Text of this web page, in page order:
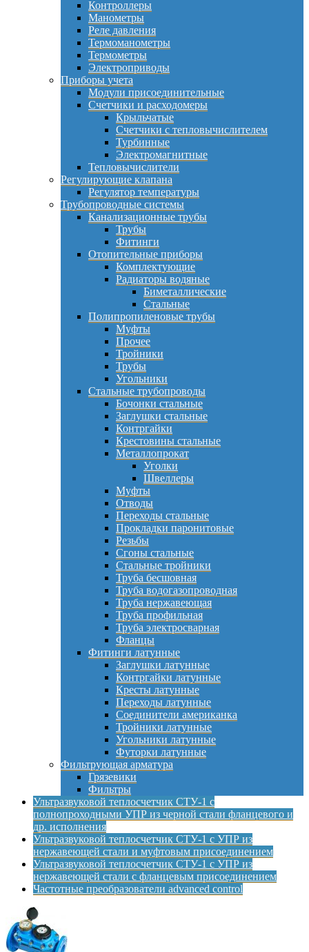
Контроллеры
Манометры
Реле давления
Термоманометры
Термометры
Электроприводы
Приборы учета
Модули присоединительные
Счетчики и расходомеры
Крыльчатые
Счетчики с тепловычислителем
Турбинные
Электромагнитные
Тепловычислители
Регулирующие клапана
Регулятор температуры
Трубопроводные системы
Канализационные трубы
Трубы
Фитинги
Отопительные приборы
Комплектующие
Радиаторы водяные
Биметаллические
Стальные
Полипропиленовые трубы
Муфты
Прочее
Тройники
Трубы
Угольники
Стальные трубопроводы
Бочонки стальные
Заглушки стальные
Контргайки
Крестовины стальные
Металлопрокат
Уголки
Швеллеры
Муфты
Отводы
Переходы стальные
Прокладки паронитовые
Резьбы
Сгоны стальные
Стальные тройники
Труба бесшовная
Труба водогазопроводная
Труба нержавеющая
Труба профильная
Труба электросварная
Фланцы
Фитинги латунные
Заглушки латунные
Контргайки латунные
Кресты латунные
Переходы латунные
Соединители американка
Тройники латунные
Угольники латунные
Футорки латунные
Фильтрующая арматура
Грязевики
Фильтры
Ультразвуковой теплосчетчик СТУ-1 с
полнопроходными УПР из черной стали фланцевого и
др. исполнения
Ультразвуковой теплосчетчик СТУ-1 с УПР из
нержавеющей стали и муфтовым присоединением
Ультразвуковой теплосчетчик СТУ-1 с УПР из
нержавеющей стали с фланцевым присоединением
Частотные преобразователи advanced control